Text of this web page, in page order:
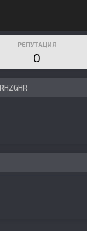
РЕПУТАЦИЯ
0